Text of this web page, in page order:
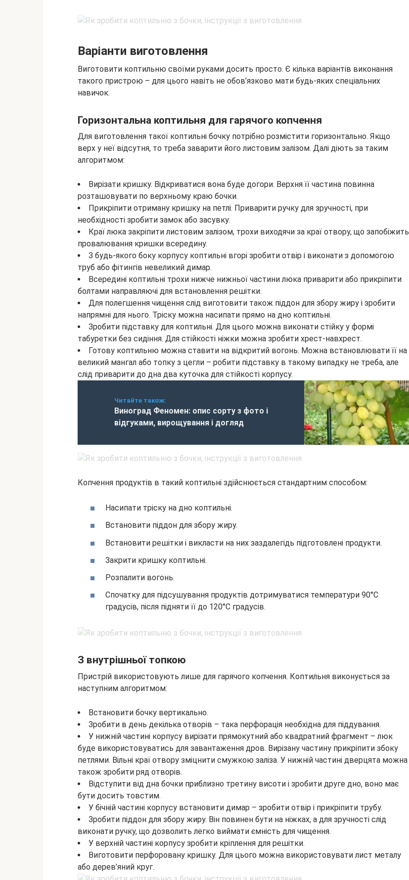
Варіанти виготовлення
Виготовити коптильню своїми руками досить просто. Є кілька варіантів виконання
такого пристрою – для цього навіть не обов’язково мати будь-яких спеціальних
навичок.
Горизонтальна коптильня для гарячого копчення
Для виготовлення такої коптильні бочку потрібно розмістити горизонтально. Якщо
верх у неї відсутня, то треба заварити його листовим залізом. Далі діють за таким
алгоритмом:
Вирізати кришку. Відкриватися вона буде догори. Верхня її частина повинна
розташовувати по верхньому краю бочки.
Прикріпити отриману кришку на петлі. Приварити ручку для зручності, при
необхідності зробити замок або засувку.
Краї люка закріпити листовим залізом, трохи виходячи за краї отвору, що запобіжить
провалювання кришки всередину.
З будь-якого боку корпусу коптильні вгорі зробити отвір і виконати з допомогою
труб або фітингів невеликий димар.
Всередині коптильні трохи нижче нижньої частини люка приварити або прикріпити
болтами направляючі для встановлення решітки.
Для полегшення чищення слід виготовити також піддон для збору жиру і зробити
напрямні для нього. Тріску можна насипати прямо на дно коптильні.
Зробити підставку для коптильні. Для цього можна виконати стійку у формі
табуретки без сидіння. Для стійкості ніжки можна зробити хрест-навхрест.
Готову коптильню можна ставити на відкритий вогонь. Можна встановлювати її на
великий мангал або топку з цегли – робити підставку в такому випадку не треба, але
слід приварити до дна два куточка для стійкості корпусу.
Читайте також:
Виноград Феномен: опис сорту з фото і
відгуками, вирощування і догляд
Копчення продуктів в такий коптильні здійснюється стандартним способом:
Насипати тріску на дно коптильні.
Встановити піддон для збору жиру.
Встановити решітки і викласти на них заздалегідь підготовлені продукти.
Закрити кришку коптильні.
Розпалити вогонь.
Спочатку для підсушування продуктів дотримуватися температури 90°C
градусів, після підняти її до 120°C градусів.
З внутрішньої топкою
Пристрій використовують лише для гарячого копчення. Коптильня виконується за
наступним алгоритмом:
Встановити бочку вертикально.
Зробити в день декілька отворів – така перфорація необхідна для піддування.
У нижній частині корпусу вирізати прямокутний або квадратний фрагмент – люк
буде використовуватись для завантаження дров. Вирізану частину прикріпити збоку
петлями. Вільні краї отвору зміцнити смужкою заліза. У нижній частині дверцята можна
також зробити ряд отворів.
Відступити від дна бочки приблизно третину висоти і зробити друге дно, воно має
бути досить товстим.
У бічній частині корпусу встановити димар – зробити отвір і прикріпити трубу.
Зробити піддон для збору жиру. Він повинен бути на ніжках, а для зручності слід
виконати ручку, що дозволить легко виймати ємність для чищення.
У верхній частині корпусу зробити кріплення для решітки.
Виготовити перфоровану кришку. Для цього можна використовувати лист металу
або дерев’яний круг.